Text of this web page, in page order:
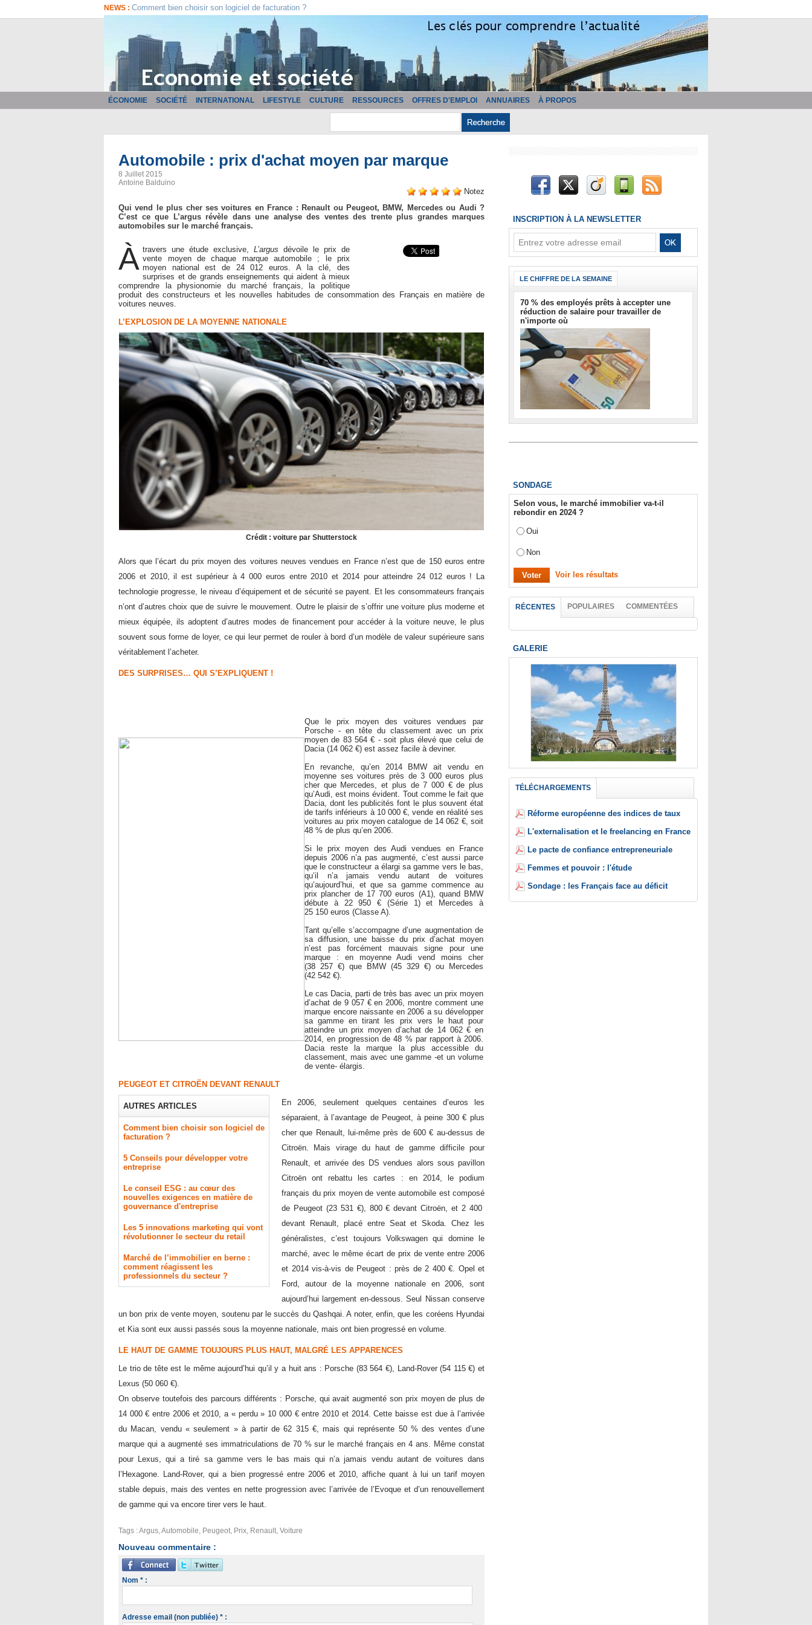
NEWS : Comment bien choisir son logiciel de facturation ?
ÉCONOMIE SOCIÉTÉ INTERNATIONAL LIFESTYLE CULTURE RESSOURCES OFFRES D'EMPLOI ANNUAIRES À PROPOS
Automobile : prix d'achat moyen par marque
8 Juillet 2015
Antoine Balduino
Notez
Qui vend le plus cher ses voitures en France : Renault ou Peugeot, BMW, Mercedes ou Audi ?
C’est ce que L’argus révèle dans une analyse des ventes des trente plus grandes marques
automobiles sur le marché français.
À travers une étude exclusive,L’argus dévoile le prix de
vente moyen de chaque marque automobile ; le prix
moyen national est de 24 012 euros. A la clé, des
surprises et de grands enseignements qui aident à mieux
comprendre la physionomie du marché français, la politique
produit des constructeurs et les nouvelles habitudes de consommation des Français en matière de
voitures neuves.
L’EXPLOSION DE LA MOYENNE NATIONALE
Crédit : voiture par Shutterstock
Alors que l’écart du prix moyen des voitures neuves vendues en France n’est que de 150 euros entre
2006 et 2010, il est supérieur à 4 000 euros entre 2010 et 2014 pour atteindre 24 012 euros ! La
technologie progresse, le niveau d’équipement et de sécurité se payent. Et les consommateurs français
n’ont d’autres choix que de suivre le mouvement. Outre le plaisir de s’offrir une voiture plus moderne et
mieux équipée, ils adoptent d’autres modes de financement pour accéder à la voiture neuve, le plus
souvent sous forme de loyer, ce qui leur permet de rouler à bord d’un modèle de valeur supérieure sans
véritablement l’acheter.
DES SURPRISES… QUI S’EXPLIQUENT !
Que le prix moyen des voitures vendues par
Porsche - en tête du classement avec un prix
moyen de 83 564 € - soit plus élevé que celui de
Dacia (14 062 €) est assez facile à deviner.
En revanche, qu’en 2014 BMW ait vendu en
moyenne ses voitures près de 3 000 euros plus
cher que Mercedes, et plus de 7 000 € de plus
qu’Audi, est moins évident. Tout comme le fait que
Dacia, dont les publicités font le plus souvent état
de tarifs inférieurs à 10 000 €, vende en réalité ses
voitures au prix moyen catalogue de 14 062 €, soit
48 % de plus qu’en 2006.
Si le prix moyen des Audi vendues en France
depuis 2006 n’a pas augmenté, c’est aussi parce
que le constructeur a élargi sa gamme vers le bas,
qu’il n’a jamais vendu autant de voitures
qu’aujourd’hui, et que sa gamme commence au
prix plancher de 17 700 euros (A1), quand BMW
débute à 22 950 € (Série 1) et Mercedes à
25 150 euros (Classe A).
Tant qu’elle s’accompagne d’une augmentation de
sa diffusion, une baisse du prix d’achat moyen
n’est pas forcément mauvais signe pour une
marque : en moyenne Audi vend moins cher
(38 257 €) que BMW (45 329 €) ou Mercedes
(42 542 €).
Le cas Dacia, parti de très bas avec un prix moyen
d’achat de 9 057 € en 2006, montre comment une
marque encore naissante en 2006 a su développer
sa gamme en tirant les prix vers le haut pour
atteindre un prix moyen d’achat de 14 062 € en
2014, en progression de 48 % par rapport à 2006.
Dacia reste la marque la plus accessible du
classement, mais avec une gamme -et un volume
de vente- élargis.
PEUGEOT ET CITROËN DEVANT RENAULT
AUTRES ARTICLES
Comment bien choisir son logiciel de
facturation ?
5 Conseils pour développer votre
entreprise
Le conseil ESG : au cœur des
nouvelles exigences en matière de
gouvernance d'entreprise
Les 5 innovations marketing qui vont
révolutionner le secteur du retail
Marché de l’immobilier en berne :
comment réagissent les
professionnels du secteur ?
En 2006, seulement quelques centaines d’euros les
séparaient, à l’avantage de Peugeot, à peine 300 € plus
cher que Renault, lui-même près de 600 € au-dessus de
Citroën. Mais virage du haut de gamme difficile pour
Renault, et arrivée des DS vendues alors sous pavillon
Citroën ont rebattu les cartes : en 2014, le podium
français du prix moyen de vente automobile est composé
de Peugeot (23 531 €), 800 € devant Citroën, et 2 400
devant Renault, placé entre Seat et Skoda. Chez les
généralistes, c’est toujours Volkswagen qui domine le
marché, avec le même écart de prix de vente entre 2006
et 2014 vis-à-vis de Peugeot : près de 2 400 €. Opel et
Ford, autour de la moyenne nationale en 2006, sont
aujourd’hui largement en-dessous. Seul Nissan conserve
un bon prix de vente moyen, soutenu par le succès du Qashqai. A noter, enfin, que les coréens Hyundai
et Kia sont eux aussi passés sous la moyenne nationale, mais ont bien progressé en volume.
LE HAUT DE GAMME TOUJOURS PLUS HAUT, MALGRÉ LES APPARENCES
Le trio de tête est le même aujourd’hui qu’il y a huit ans : Porsche (83 564 €), Land-Rover (54 115 €) et
Lexus (50 060 €).
On observe toutefois des parcours différents : Porsche, qui avait augmenté son prix moyen de plus de
14 000 € entre 2006 et 2010, a « perdu » 10 000 € entre 2010 et 2014. Cette baisse est due à l’arrivée
du Macan, vendu « seulement » à partir de 62 315 €, mais qui représente 50 % des ventes d’une
marque qui a augmenté ses immatriculations de 70 % sur le marché français en 4 ans. Même constat
pour Lexus, qui a tiré sa gamme vers le bas mais qui n’a jamais vendu autant de voitures dans
l’Hexagone. Land-Rover, qui a bien progressé entre 2006 et 2010, affiche quant à lui un tarif moyen
stable depuis, mais des ventes en nette progression avec l’arrivée de l’Evoque et d’un renouvellement
de gamme qui va encore tirer vers le haut.
Tags :Argus Automobile Peugeot Prix Renault Voiture
Nouveau commentaire :
Nom * :
Adresse email (non publiée) * :
INSCRIPTION À LA NEWSLETTER
LE CHIFFRE DE LA SEMAINE
70 % des employés prêts à accepter une
réduction de salaire pour travailler de
n'importe où
SONDAGE
Selon vous, le marché immobilier va-t-il
rebondir en 2024 ?
Oui
Non
Voir les résultats
RÉCENTES POPULAIRES COMMENTÉES
GALERIE
TÉLÉCHARGEMENTS
Réforme européenne des indices de taux
L'externalisation et le freelancing en France
Le pacte de confiance entrepreneuriale
Femmes et pouvoir : l'étude
Sondage : les Français face au déficit